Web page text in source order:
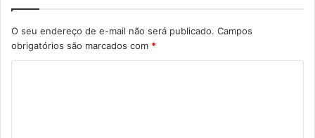
O seu endereço de e-mail não será publicado. Campos
obrigatórios são marcados com *